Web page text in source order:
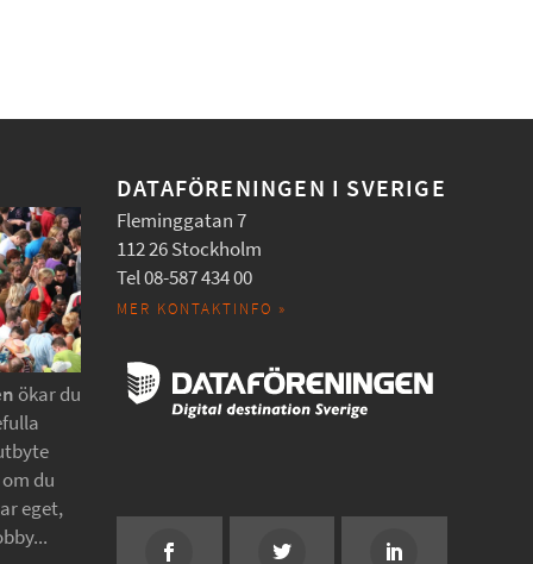
ökar du
du
eget,
DATAFÖRENINGEN I SVERIGE
Fleminggatan 7
112 26 Stockholm
Tel 08-587 434 00
MER KONTAKTINFO »